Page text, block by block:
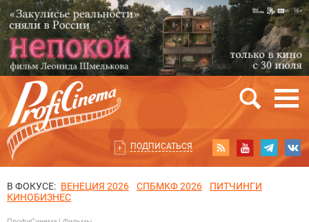
ПОДПИСАТЬСЯ
В ФОКУСЕ: ВЕНЕЦИЯ 2026 СПБМКФ 2026
ПИТЧИНГИ
КИНОБИЗНЕС